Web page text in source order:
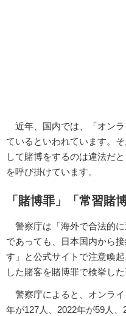
近年、国内では、「オンラ
ているといわれています。
して賭博をするのは違法だ
を呼び掛けています。
「賭博罪」「常習賭
警察庁は「海外で合法的に
であっても、日本国内から
す」と公式サイトで注意喚
した賭客を賭博罪で検挙し
警察庁によると、オンラ
年が127人、2022年が59人、